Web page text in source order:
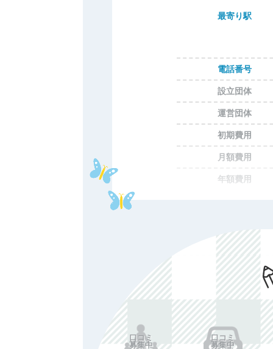
最寄り駅
電話番号
設立団体
運営団体
初期費用
月額費用
年額費用
口コミ
募集中
口コミ
募集中